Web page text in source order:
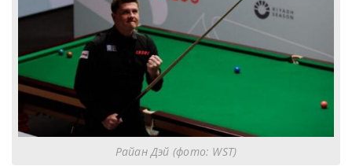
Райан Дэй (фото: WST)